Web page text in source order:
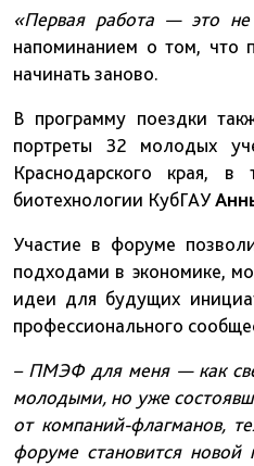
«Первая работа — это
напоминанием о том, что
начинать заново.
В программу поездки
портреты 32 молодых
Краснодарского края,
биотехнологии КубГАУ
Участие в форуме
подходами в экономике,
идеи для будущих
профессионального
– ПМЭФ для меня — как
молодыми, но уже
от компаний-флагманов,
форуме становится